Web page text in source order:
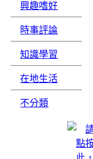
興趣嗜好
時事評論
知識學習
在地生活
不分類